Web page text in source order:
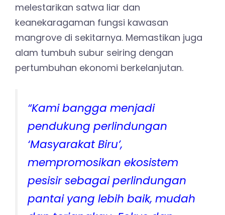
melestarikan satwa liar dan
keanekaragaman fungsi kawasan
mangrove di sekitarnya. Memastikan juga
alam tumbuh subur seiring dengan
pertumbuhan ekonomi berkelanjutan.
“Kami bangga menjadi
pendukung perlindungan
‘Masyarakat Biru’,
mempromosikan ekosistem
pesisir sebagai perlindungan
pantai yang lebih baik, mudah